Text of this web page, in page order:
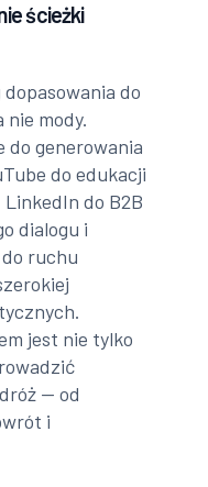
ścieżki
do
nie mody.
do generowania
do edukacji
do B2B
dialogu i
ruchu
jest nie tylko
— od
i